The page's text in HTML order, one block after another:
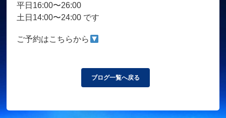
平日16:00〜26:00
土日14:00〜24:00 です
ご予約はこちらから
ブログ一覧へ戻る